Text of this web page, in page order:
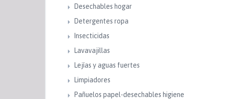
Desechables hogar
Detergentes ropa
Insecticidas
Lavavajillas
Lejías y aguas fuertes
Limpiadores
Pañuelos papel-desechables higiene